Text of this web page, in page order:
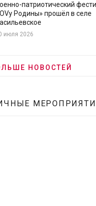
патриотический
Родины» прошёл в селе
июля 2026
НОВОСТЕЙ